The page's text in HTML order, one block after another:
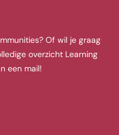
Of wil je graag
overzicht Learning
een mail!